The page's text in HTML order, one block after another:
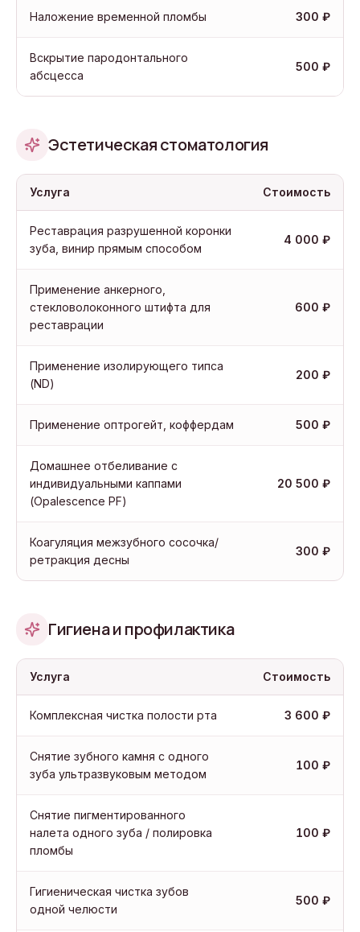
Наложение временной пломбы 300 ₽
Вскрытие пародонтального
абсцесса
500 ₽
Эстетическая стоматология
Услуга Стоимость
Реставрация разрушенной коронки
зуба, винир прямым способом
4 000 ₽
Применение анкерного,
стекловолоконного штифта для
реставрации
600 ₽
Применение изолирующего типса
(ND)
200 ₽
Применение оптрогейт, коффердам 500 ₽
Домашнее отбеливание с
индивидуальными каппами
(Opalescence PF)
20 500 ₽
Коагуляция межзубного сосочка/
ретракция десны
300 ₽
Гигиена и профилактика
Услуга Стоимость
Комплексная чистка полости рта 3 600 ₽
Снятие зубного камня с одного
зуба ультразвуковым методом
100 ₽
Снятие пигментированного
налета одного зуба / полировка
пломбы
100 ₽
Гигиеническая чистка зубов
одной челюсти
500 ₽